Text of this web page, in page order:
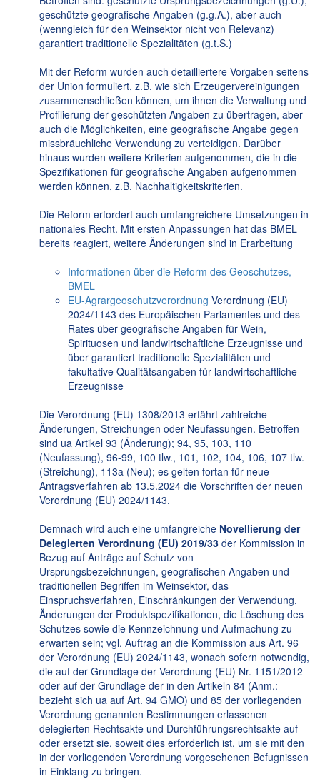
geschützte geografische Angaben (g.g.A.), aber auch
(wenngleich für den Weinsektor nicht von Relevanz)
garantiert traditionelle Spezialitäten (g.t.S.)
Mit der Reform wurden auch detailliertere Vorgaben seitens
der Union formuliert, z.B. wie sich Erzeugervereinigungen
zusammenschließen können, um ihnen die Verwaltung und
Profilierung der geschützten Angaben zu übertragen, aber
auch die Möglichkeiten, eine geografische Angabe gegen
missbräuchliche Verwendung zu verteidigen. Darüber
hinaus wurden weitere Kriterien aufgenommen, die in die
Spezifikationen für geografische Angaben aufgenommen
werden können, z.B. Nachhaltigkeitskriterien.
Die Reform erfordert auch umfangreichere Umsetzungen in
nationales Recht. Mit ersten Anpassungen hat das BMEL
bereits reagiert, weitere Änderungen sind in Erarbeitung
Informationen über die Reform des Geoschutzes,
BMEL
EU-Agrargeoschutzverordnung Verordnung (EU)
2024/1143 des Europäischen Parlamentes und des
Rates über geografische Angaben für Wein,
Spirituosen und landwirtschaftliche Erzeugnisse und
über garantiert traditionelle Spezialitäten und
fakultative Qualitätsangaben für landwirtschaftliche
Erzeugnisse
Die Verordnung (EU) 1308/2013 erfährt zahlreiche
Änderungen, Streichungen oder Neufassungen. Betroffen
sind ua Artikel 93 (Änderung); 94, 95, 103, 110
(Neufassung), 96-99, 100 tlw., 101, 102, 104, 106, 107 tlw.
(Streichung), 113a (Neu); es gelten fortan für neue
Antragsverfahren ab 13.5.2024 die Vorschriften der neuen
Verordnung (EU) 2024/1143.
Demnach wird auch eine umfangreiche Novellierung der
Delegierten Verordnung (EU) 2019/33 der Kommission in
Bezug auf Anträge auf Schutz von
Ursprungsbezeichnungen, geografischen Angaben und
traditionellen Begriffen im Weinsektor, das
Einspruchsverfahren, Einschränkungen der Verwendung,
Änderungen der Produktspezifikationen, die Löschung des
Schutzes sowie die Kennzeichnung und Aufmachung zu
erwarten sein; vgl. Auftrag an die Kommission aus Art. 96
der Verordnung (EU) 2024/1143, wonach sofern notwendig,
die auf der Grundlage der Verordnung (EU) Nr. 1151/2012
oder auf der Grundlage der in den Artikeln 84 (Anm.:
bezieht sich ua auf Art. 94 GMO) und 85 der vorliegenden
Verordnung genannten Bestimmungen erlassenen
delegierten Rechtsakte und Durchführungsrechtsakte auf
oder ersetzt sie, soweit dies erforderlich ist, um sie mit den
in der vorliegenden Verordnung vorgesehenen Befugnissen
in Einklang zu bringen.